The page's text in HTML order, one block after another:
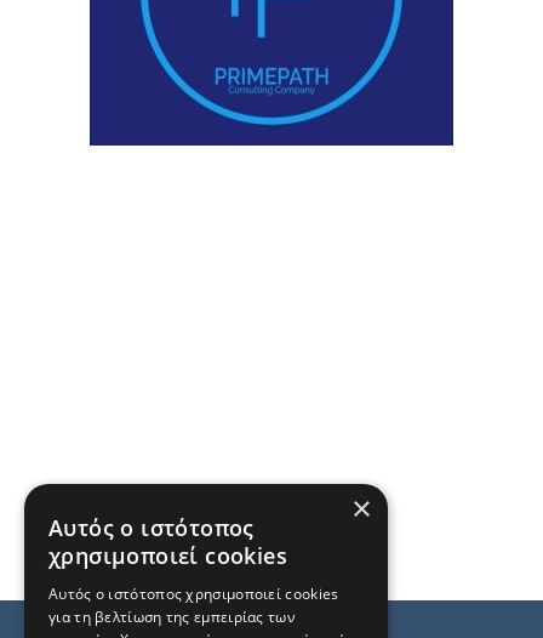
×
Αυτός ο ιστότοπος
χρησιμοποιεί cookies
Αυτός ο ιστότοπος χρησιμοποιεί cookies
για τη βελτίωση της εμπειρίας των